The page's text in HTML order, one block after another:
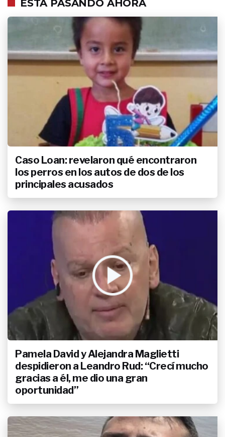
ESTÁ PASANDO AHORA
Caso Loan: revelaron qué encontraron
los perros en los autos de dos de los
principales acusados
Pamela David y Alejandra Maglietti
despidieron a Leandro Rud: “Crecí mucho
gracias a él, me dio una gran
oportunidad”